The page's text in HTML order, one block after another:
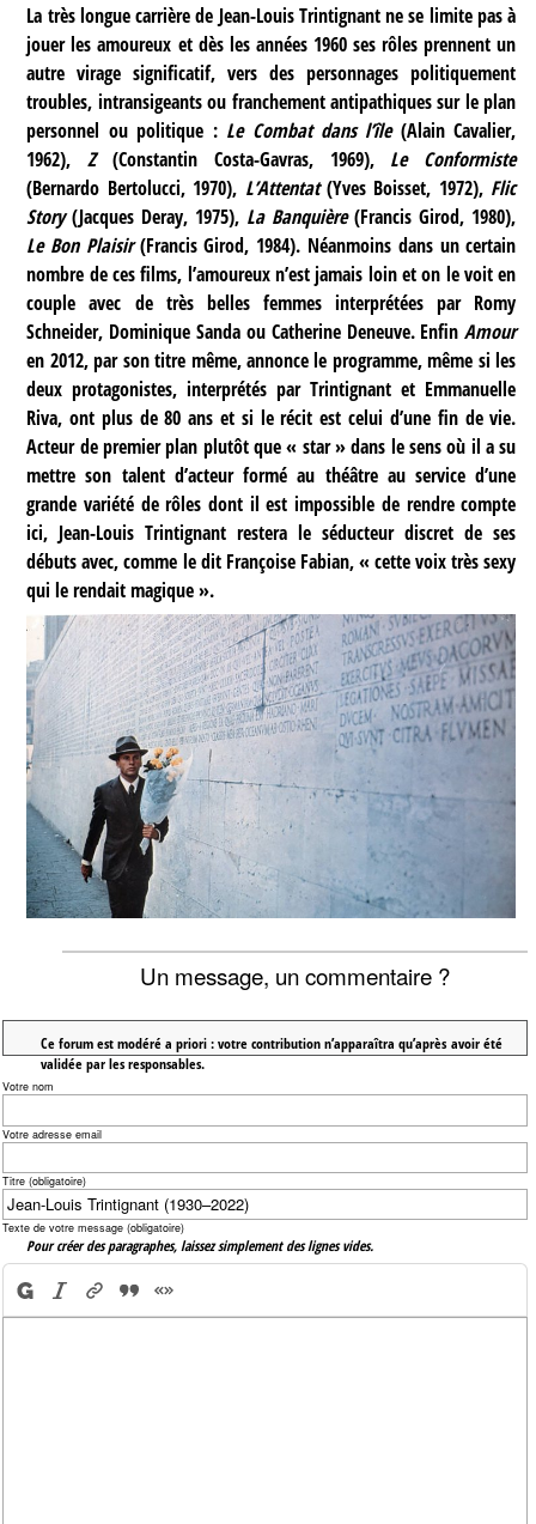
La très longue carrière de Jean-Louis Trintignant ne se limite pas à
jouer les amoureux et dès les années 1960 ses rôles prennent un
autre virage significatif, vers des personnages politiquement
troubles, intransigeants ou franchement antipathiques sur le plan
personnel ou politique : Le Combat dans l’île(Alain Cavalier,
1962),Z(Constantin Costa-Gavras, 1969), Le Conformiste
(Bernardo Bertolucci, 1970), L’Attentat(Yves Boisset, 1972), Flic
Story(Jacques Deray, 1975), La Banquière(Francis Girod, 1980),
Le Bon Plaisir(Francis Girod, 1984). Néanmoins dans un certain
nombre de ces films, l’amoureux n’est jamais loin et on le voit en
couple avec de très belles femmes interprétées par Romy
Schneider, Dominique Sanda ou Catherine Deneuve. EnfinAmour
en 2012, par son titre même, annonce le programme, même si les
deux protagonistes, interprétés par Trintignant et Emmanuelle
Riva, ont plus de 80 ans et si le récit est celui d’une fin de vie.
Acteur de premier plan plutôt que « star » dans le sens où il a su
mettre son talent d’acteur formé au théâtre au service d’une
grande variété de rôles dont il est impossible de rendre compte
ici, Jean-Louis Trintignant restera le séducteur discret de ses
débuts avec, comme le dit Françoise Fabian, « cette voix très sexy
qui le rendait magique ».
Un message, un commentaire ?
Ce forum est modéré a priori : votre contribution n’apparaîtra qu’après avoir été
validée par les responsables.
Votre nom
Votre adresse email
Titre (obligatoire)
Texte de votre message (obligatoire)
Pour créer des paragraphes, laissez simplement des lignes vides.